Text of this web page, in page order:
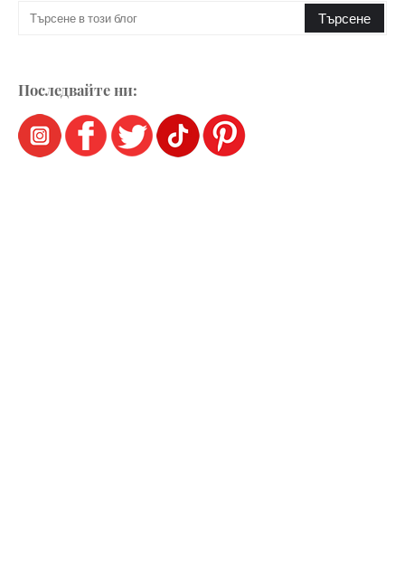
Последвайте ни: